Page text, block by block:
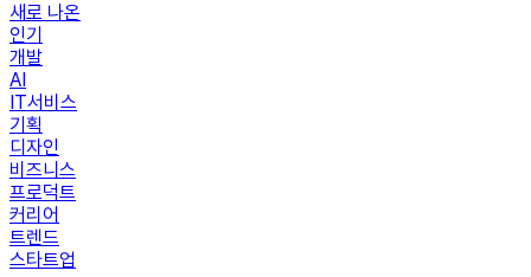
새로 나온
인기
개발
AI
IT서비스
기획
디자인
비즈니스
프로덕트
커리어
트렌드
스타트업